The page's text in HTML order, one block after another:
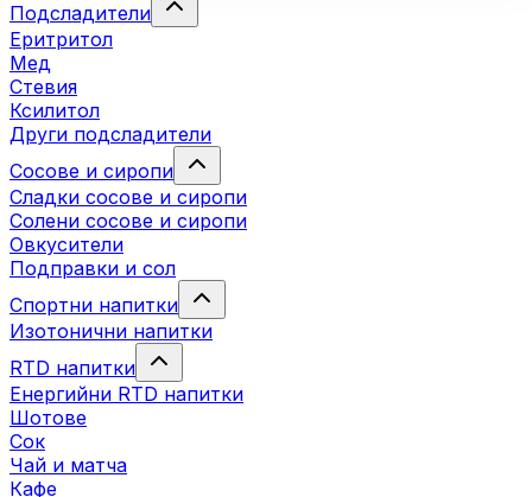
Подсладители
Еритритол
Мед
Стевия
Ксилитол
Други подсладители
Сосове и сиропи
Сладки сосове и сиропи
Солени сосове и сиропи
Овкусители
Подправки и сол
Спортни напитки
Изотонични напитки
RTD напитки
Енергийни RTD напитки
Шотове
Сок
Чай и матча
Кафе